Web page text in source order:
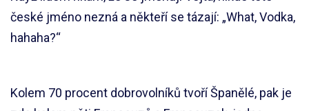
české jméno nezná a někteří se tázají: „What, Vodka,
hahaha?“
Kolem 70 procent dobrovolníků tvoří Španělé, pak je